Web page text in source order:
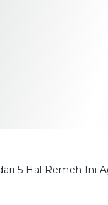
5 Hal Remeh Ini